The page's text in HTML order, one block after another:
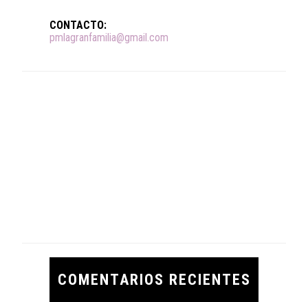
CONTACTO:
pmlagranfamilia@gmail.com
COMENTARIOS RECIENTES